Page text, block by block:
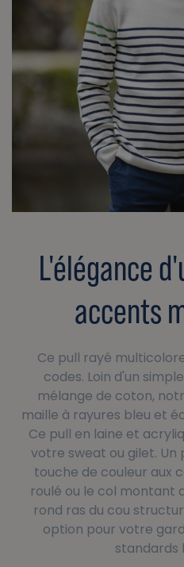
L'élégance
accents
Ce pull rayé
codes. Loin d'un
mélange de coton,
maille à rayures bleu et
Ce pull en laine et
votre sweat ou gilet. Un
touche de couleur aux
roulé ou le col montant
rond ras du cou
option pour votre
standards